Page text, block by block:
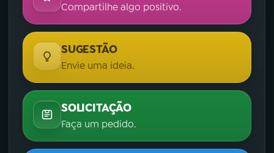
Compartilhe algo positivo.
SUGESTÃO
Envie uma ideia.
SOLICITAÇÃO
Faça um pedido.